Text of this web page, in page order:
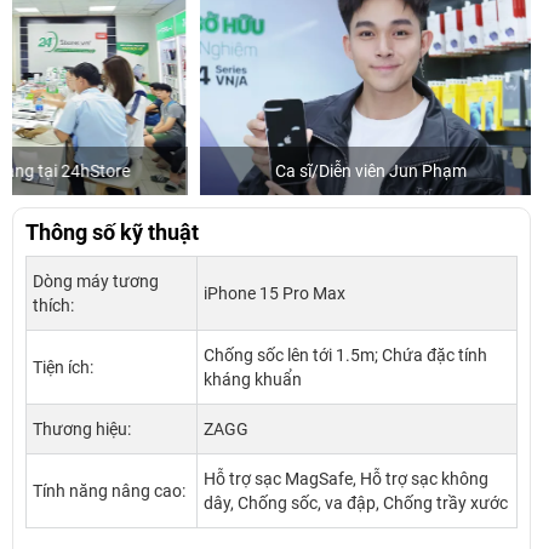
Ca sĩ/Diễn viên Jun Phạm Khách
Thông số kỹ thuật
Dòng máy tương
thích:
iPhone 15 Pro Max
Tiện ích:
Chống sốc lên tới 1.5m; Chứa đặc tính
kháng khuẩn
Thương hiệu: ZAGG
Tính năng nâng cao:
Hỗ trợ sạc MagSafe, Hỗ trợ sạc không
dây, Chống sốc, va đập, Chống trầy xước